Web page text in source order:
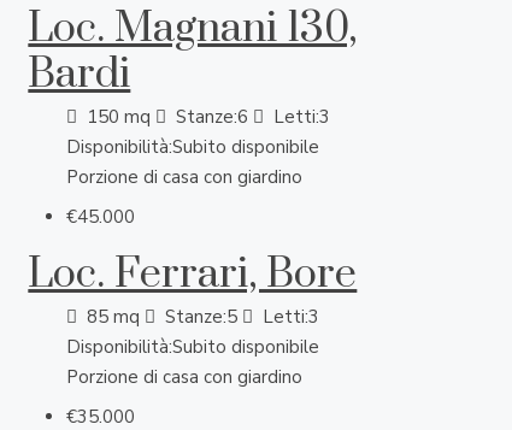
Loc. Magnani 130,
Bardi
150 mq Stanze:6 Letti:3
Disponibilità:Subito disponibile
Porzione di casa con giardino
€45.000
Loc. Ferrari, Bore
85 mq Stanze:5 Letti:3
Disponibilità:Subito disponibile
Porzione di casa con giardino
€35.000